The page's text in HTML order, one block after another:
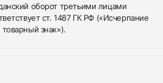
оборот третьими лицами
ст. 1487 ГК РФ («Исчерпание
знак»).